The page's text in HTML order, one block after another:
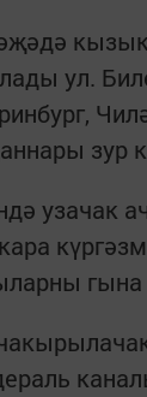
ул.
зур
узачак
гына